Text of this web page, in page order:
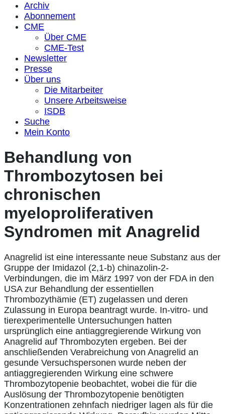
Archiv
Abonnement
CME
Über CME
CME-Test
Newsletter
Presse
Über uns
Die Mitarbeiter
Unsere Arbeitsweise
ISDB
Suche
Mein Konto
Behandlung von
Thrombozytosen bei
chronischen
myeloproliferativen
Syndromen mit Anagrelid
Anagrelid ist eine interessante neue Substanz aus der
Gruppe der Imidazol (2,1-b) chinazolin-2-
Verbindungen, die im März 1997 von der FDA in den
USA zur Behandlung der essentiellen
Thrombozythämie (ET) zugelassen und deren
Zulassung in Europa beantragt wurde. In-vitro- und
tierexperimentelle Untersuchungen hatten
ursprünglich eine antiaggregierende Wirkung von
Anagrelid auf Thrombozyten ergeben. Bei der
anschließenden Verabreichung von Anagrelid an
gesunde Versuchspersonen wurde neben der
antiaggregierenden Wirkung eine schwere
Thrombozytopenie beobachtet, wobei die für die
Auslösung der Thrombozytopenie benötigten
Konzentrationen zehnfach niedriger lagen als für die